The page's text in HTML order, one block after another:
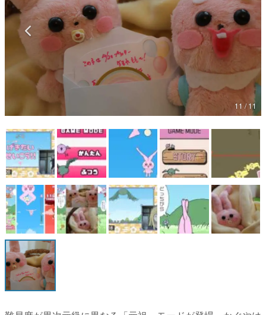
ゲームが変えた日本語
「経験値」「裏技」「ラスボス」… ゲームにまつわる言葉
の起源や用法の変遷を、コンピューター文化史研究家・タ
イニーP氏が徹底調査。
カテゴリ
特集記事
マンガ
女性向け
アプリレビュー
その他
電ファミニコゲーマーとは？
運営：株式会社マレ
11 / 11